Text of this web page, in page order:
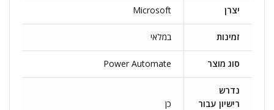
יצרן Microsoft
זמינות במלאי
סוג מוצר Power Automate
נדרש
רישיון עבור
כן